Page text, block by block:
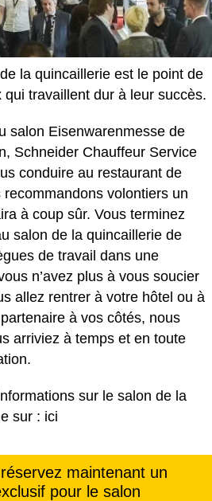
la quincaillerie est le point de
travaillent dur à leur succès.
salon Eisenwarenmesse de
Schneider Chauffeur Service
conduire au restaurant de
volontiers un
à coup sûr. Vous terminez
salon de la quincaillerie de
de travail dans une
n’avez plus à vous soucier
allez rentrer à votre hôtel ou à
à vos côtés, nous
arriviez à temps et en toute
sur le salon de la
sur : ici
maintenant un
pour le salon